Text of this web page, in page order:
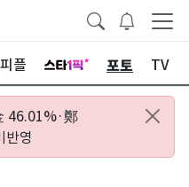
피플 포토 TV
46.01%·鄭
영